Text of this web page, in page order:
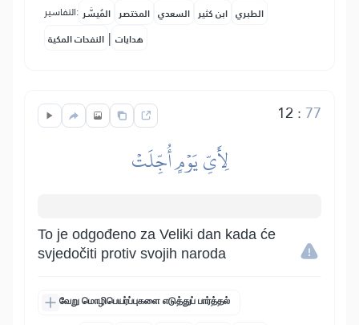
التفاسير: المُيسَّر المختصر السعدي ابن كثير الطبري
النفحات المكية | هدايات
12 : 77
لِأَيِّ يَوۡمٍ أُجِّلَتۡ
To je odgođeno za Veliki dan kada će
svjedočiti protiv svojih naroda
வேறு மொழிபெயர்ப்புகளை எடுத்துப் பார்த்தல்